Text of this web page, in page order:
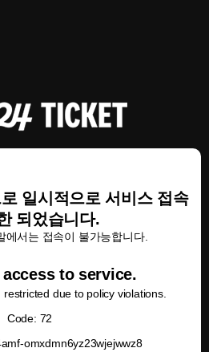
일시적으로 서비스 접속
되었습니다.
에서는 접속이 불가능합니다.
to service.
due to policy violations.
Code: 72
omxdmn6yz23wjejwwz8